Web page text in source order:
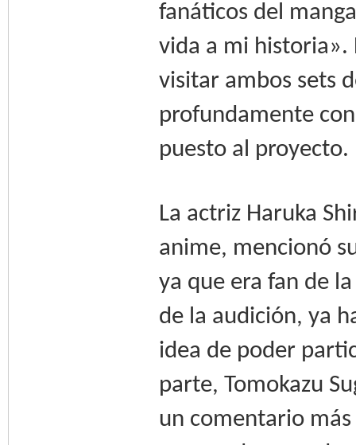
fanáticos del
vida a mi historia».
visitar ambos sets
profundamente
puesto al proyecto.
La actriz Haruka
anime, mencionó
ya que era fan de
de la audición, ya
idea de poder
parte, Tomokazu
un comentario